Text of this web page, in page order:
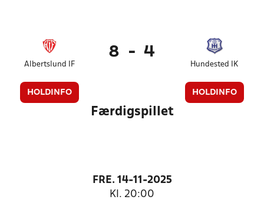
Albertslund IF
HOLDINFO
8 - 4
Hundested IK
HOLDINFO
Færdigspillet
FRE. 14-11-2025
Kl. 20:00